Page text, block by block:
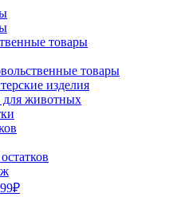
товары
товары
изделия
для животных